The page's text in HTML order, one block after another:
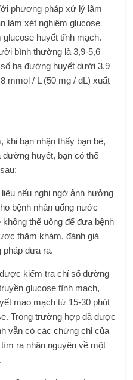
phương pháp xử lý lâm
làm xét nghiệm glucose
huyết tĩnh mạch.
bình thường là 3,9-5,6
hạ đường huyết dưới 3,9
mmol / L (50 mg / dL) xuất
bạn nhận thấy bạn bè,
huyết, bạn có thể
nếu nghi ngờ ảnh hưởng
bệnh nhân uống nước
thể uống để đưa bệnh
thăm khám, đánh giá
đưa ra.
kiểm tra chỉ số đường
glucose tĩnh mạch,
mao mạch từ 15-30 phút
Trong trường hợp đã được
vẫn có các chứng chỉ của
ra nhân nguyên về một